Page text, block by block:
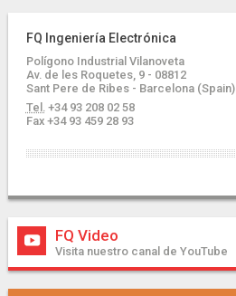
FQ Ingeniería Electrónica
Polígono Industrial Vilanoveta
Av. de les Roquetes, 9 - 08812
Sant Pere de Ribes - Barcelona (Spain)
Tel.+34 93 208 02 58
Fax +34 93 459 28 93
FQ Video
Visita nuestro canal de YouTube